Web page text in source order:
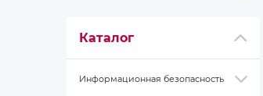
Каталог
Информационная безопасность